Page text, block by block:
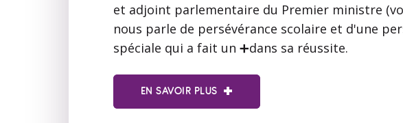
et adjoint parlementaire du Premier ministre
nous parle de persévérance scolaire et d'une
spéciale qui a fait un ➕dans sa réussite.
EN SAVOIR PLUS